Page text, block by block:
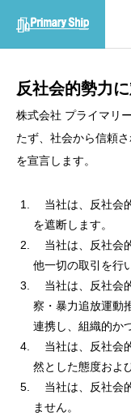
反社会的勢力
株式会社 プライマリ
たず、社会から信頼
を宣言します。
当社は、反社会
を遮断します。
当社は、反社会
他一切の取引を行
当社は、反社会
察・暴力追放運動
連携し、組織的か
当社は、反社会
然とした態度およ
当社は、反社会
ません。